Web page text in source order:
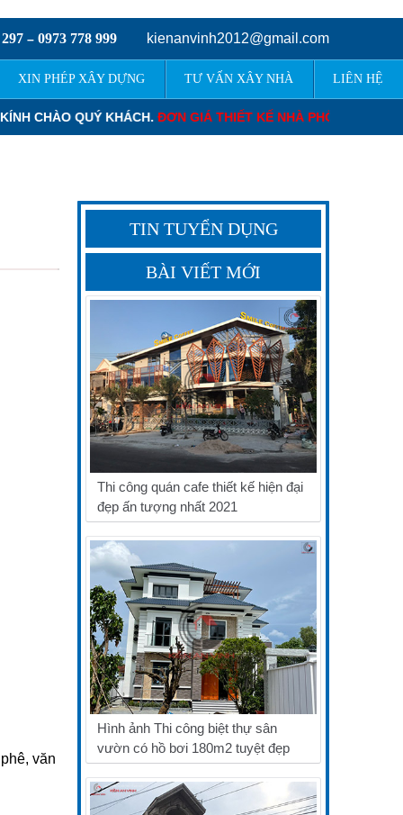
– 0973 778 999 kienanvinh2012@gmail.com
XIN PHÉP XÂY DỰNG TƯ VẤN XÂY NHÀ LIÊN HỆ
KHÁCH.ĐƠN GIÁ THIẾT KẾ NHÀ PHỐ: 120.000 – 220.000 VNĐ/
văn
TIN TUYỂN DỤNG
BÀI VIẾT MỚI
Thi công quán cafe thiết kế hiện đại
đẹp ấn tượng nhất 2021
Hình ảnh Thi công biệt thự sân
vườn có hồ bơi 180m2 tuyệt đẹp